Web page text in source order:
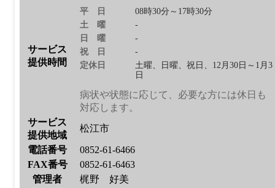
サービス
提供時間
平日
08時30分～17時30分
土曜
-
日曜
-
祝日
-
定休日
土曜、日曜、祝日、12月30日～1月3
日
病状や状態に応じて、必要な方には休日も
対応します。
サービス
提供地域
松江市
電話番号
0852-61-6466
FAX番号
0852-61-6463
管理者
梶野 好美